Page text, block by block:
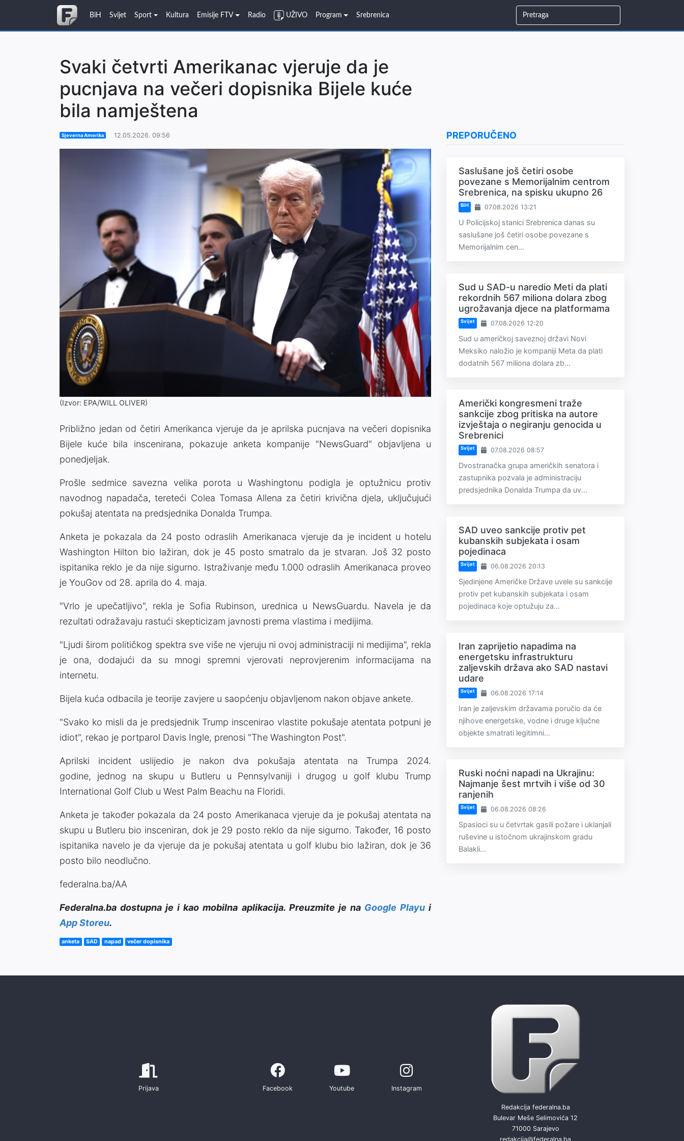
BiH Svijet Sport Kultura Emisije FTV Radio UŽIVO Program Srebrenica
Svaki četvrti Amerikanac vjeruje da je
pucnjava na večeri dopisnika Bijele kuće
bila namještena
Sjeverna Amerika 12.05.2026. 09:56
(Izvor: EPA/WILL OLIVER)
Približno jedan od četiri Amerikanca vjeruje da je aprilska pucnjava na večeri dopisnika
Bijele kuće bila inscenirana, pokazuje anketa kompanije "NewsGuard" objavljena u
ponedjeljak.
Prošle sedmice savezna velika porota u Washingtonu podigla je optužnicu protiv
navodnog napadača, tereteći Colea Tomasa Allena za četiri krivična djela, uključujući
pokušaj atentata na predsjednika Donalda Trumpa.
Anketa je pokazala da 24 posto odraslih Amerikanaca vjeruje da je incident u hotelu
Washington Hilton bio lažiran, dok je 45 posto smatralo da je stvaran. Još 32 posto
ispitanika reklo je da nije sigurno. Istraživanje među 1.000 odraslih Amerikanaca proveo
je YouGov od 28. aprila do 4. maja.
"Vrlo je upečatljivo", rekla je Sofia Rubinson, urednica u NewsGuardu. Navela je da
rezultati odražavaju rastući skepticizam javnosti prema vlastima i medijima.
"Ljudi širom političkog spektra sve više ne vjeruju ni ovoj administraciji ni medijima", rekla
je ona, dodajući da su mnogi spremni vjerovati neprovjerenim informacijama na
internetu.
Bijela kuća odbacila je teorije zavjere u saopćenju objavljenom nakon objave ankete.
"Svako ko misli da je predsjednik Trump inscenirao vlastite pokušaje atentata potpuni je
idiot", rekao je portparol Davis Ingle, prenosi "The Washington Post".
Aprilski incident uslijedio je nakon dva pokušaja atentata na Trumpa 2024.
godine, jednog na skupu u Butleru u Pennsylvaniji i drugog u golf klubu Trump
International Golf Club u West Palm Beachu na Floridi.
Anketa je također pokazala da 24 posto Amerikanaca vjeruje da je pokušaj atentata na
skupu u Butleru bio insceniran, dok je 29 posto reklo da nije sigurno. Također, 16 posto
ispitanika navelo je da vjeruje da je pokušaj atentata u golf klubu bio lažiran, dok je 36
posto bilo neodlučno.
federalna.ba/AA
Federalna.ba dostupna je i kao mobilna aplikacija. Preuzmite je na Google Playui
App Storeu.
anketa SAD napad večer dopisnika
PREPORUČENO
Saslušane još četiri osobe
povezane s Memorijalnim centrom
Srebrenica, na spisku ukupno 26
BiH 07.08.2026 13:21
U Policijskoj stanici Srebrenica danas su
saslušane još četiri osobe povezane s
Memorijalnim cen...
Sud u SAD-u naredio Meti da plati
rekordnih 567 miliona dolara zbog
ugrožavanja djece na platformama
Svijet 07.08.2026 12:20
Sud u američkoj saveznoj državi Novi
Meksiko naložio je kompaniji Meta da plati
dodatnih 567 miliona dolara zb...
Američki kongresmeni traže
sankcije zbog pritiska na autore
izvještaja o negiranju genocida u
Srebrenici
Svijet 07.08.2026 08:57
Dvostranačka grupa američkih senatora i
zastupnika pozvala je administraciju
predsjednika Donalda Trumpa da uv...
SAD uveo sankcije protiv pet
kubanskih subjekata i osam
pojedinaca
Svijet 06.08.2026 20:13
Sjedinjene Američke Države uvele su sankcije
protiv pet kubanskih subjekata i osam
pojedinaca koje optužuju za...
Iran zaprijetio napadima na
energetsku infrastrukturu
zaljevskih država ako SAD nastavi
udare
Svijet 06.08.2026 17:14
Iran je zaljevskim državama poručio da će
njihove energetske, vodne i druge ključne
objekte smatrati legitimni...
Ruski noćni napadi na Ukrajinu:
Najmanje šest mrtvih i više od 30
ranjenih
Svijet 06.08.2026 08:26
Spasioci su u četvrtak gasili požare i uklanjali
ruševine u istočnom ukrajinskom gradu
Balakli...
Prijava Facebook Youtube Instagram
Redakcija federalna.ba
Bulevar Meše Selimovića 12
71000 Sarajevo
redakcija@federalna.ba